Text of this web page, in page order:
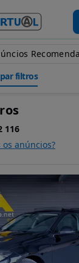
filtros
116
anúncios?